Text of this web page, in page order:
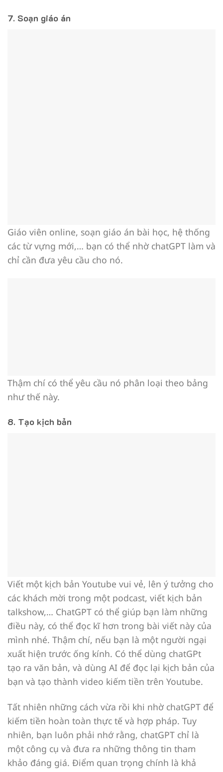
7. Soạn giáo án
Giáo viên online, soạn giáo án bài học, hệ thống
các từ vựng mới,… bạn có thể nhờ chatGPT làm và
chỉ cần đưa yêu cầu cho nó.
Thậm chí có thể yêu cầu nó phân loại theo bảng
như thế này.
8. Tạo kịch bản
Viết một kịch bản Youtube vui vẻ, lên ý tưởng cho
các khách mời trong một podcast, viết kịch bản
talkshow,… ChatGPT có thể giúp bạn làm những
điều này, có thể đọc kĩ hơn trong bài viết này của
mình nhé. Thậm chí, nếu bạn là một người ngại
xuất hiện trước ống kính. Có thể dùng chatGPt
tạo ra văn bản, và dùng AI để đọc lại kịch bản của
bạn và tạo thành video kiếm tiền trên Youtube.
Tất nhiên những cách vừa rồi khi nhờ chatGPT để
kiếm tiền hoàn toàn thực tế và hợp pháp. Tuy
nhiên, bạn luôn phải nhớ rằng, chatGPT chỉ là
một công cụ và đưa ra những thông tin tham
khảo đáng giá. Điểm quan trọng chính là khả